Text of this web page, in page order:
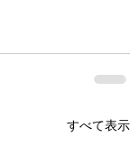
すべて表示